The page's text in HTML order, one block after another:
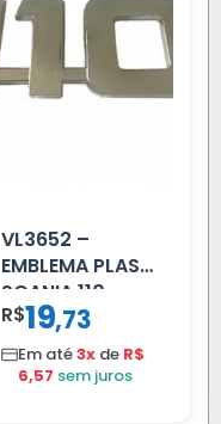
VL3652 –
EMBLEMA PLAST
SCANIA 110
CROMADO
R$19,73
Em até3x de R$
6,57 sem juros